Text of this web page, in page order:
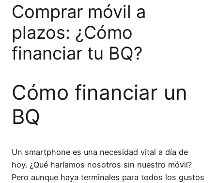
Comprar móvil a
plazos: ¿Cómo
financiar tu BQ?
Cómo financiar un
BQ
Un smartphone es una necesidad vital a día de
hoy. ¿Qué haríamos nosotros sin nuestro móvil?
Pero aunque haya terminales para todos los gustos